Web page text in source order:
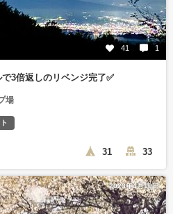
41 1
3倍返しのリベンジ完了✅
場
31 33
2023年4月10日